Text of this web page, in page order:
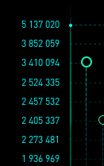
1 936 969
3 852 059
2 457 532
2 273 481
5 137 020
2 524 335
2 405 337
3 410 094